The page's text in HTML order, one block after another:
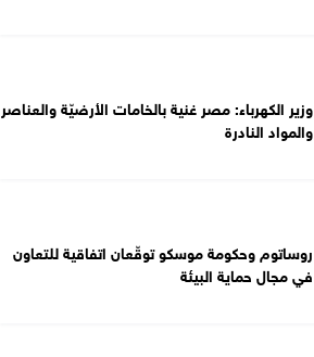
وزير الكهرباء: مصر غنية بالخامات الأرضيّة والعناصر
والمواد النادرة
روساتوم وحكومة موسكو توقّعان اتفاقية للتعاون
في مجال حماية البيئة